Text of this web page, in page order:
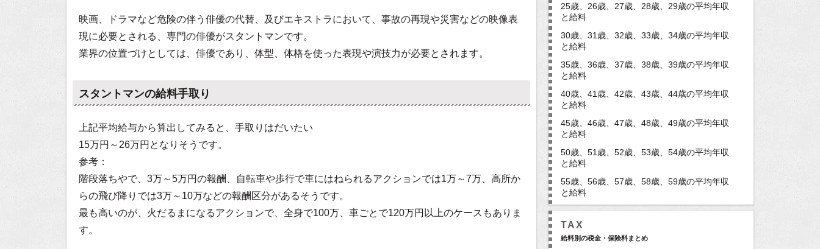
映画、ドラマなど危険の伴う俳優の代替、及びエキストラにおいて、事故の再現や災害などの映像表
現に必要とされる、専門の俳優がスタントマンです。
業界の位置づけとしては、俳優であり、体型、体格を使った表現や演技力が必要とされます。
スタントマンの給料手取り
上記平均給与から算出してみると、手取りはだいたい
15万円～26万円となりそうです。
参考：
階段落ちやで、3万～5万円の報酬、自転車や歩行で車にはねられるアクションでは1万～7万、高所か
らの飛び降りでは3万～10万などの報酬区分があるそうです。
最も高いのが、火だるまになるアクションで、全身で100万、車ごとで120万円以上のケースもありま
す。
25歳、26歳、27歳、28歳、29歳の平均年収
と給料
30歳、31歳、32歳、33歳、34歳の平均年収
と給料
35歳、36歳、37歳、38歳、39歳の平均年収
と給料
40歳、41歳、42歳、43歳、44歳の平均年収
と給料
45歳、46歳、47歳、48歳、49歳の平均年収
と給料
50歳、51歳、52歳、53歳、54歳の平均年収
と給料
55歳、56歳、57歳、58歳、59歳の平均年収
と給料
TAX
給料別の税金・保険料まとめ